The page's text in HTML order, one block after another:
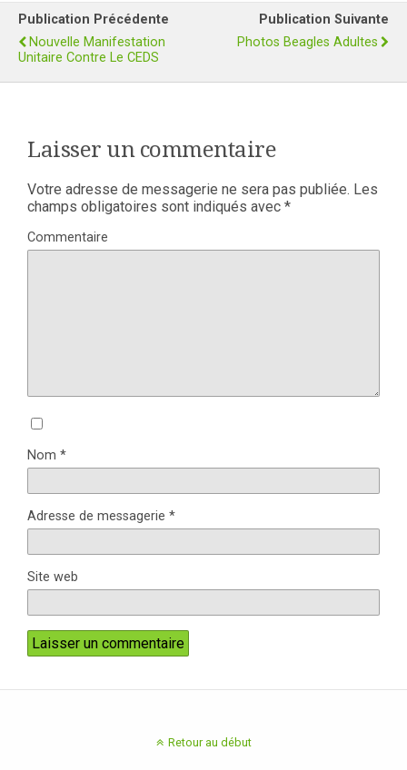
Publication Précédente
Nouvelle Manifestation
Unitaire Contre Le CEDS
Publication Suivante
Photos Beagles Adultes
Laisser un commentaire
Votre adresse de messagerie ne sera pas publiée. Les
champs obligatoires sont indiqués avec *
Commentaire
Nom *
Adresse de messagerie *
Site web
Retour au début